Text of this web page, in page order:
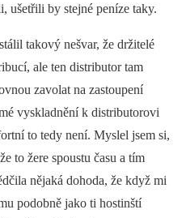
ušetřili by stejné peníze taky.
takový nešvar, že držitelé
ale ten distributor tam
zavolat na zastoupení
vyskladnění k distributorovi
to tedy není. Myslel jsem si,
to žere spoustu času a tím
nějaká dohoda, že když mi
podobně jako ti hostinští